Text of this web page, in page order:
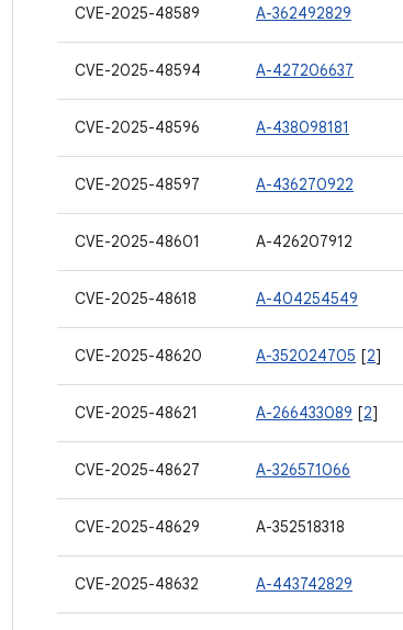
CVE-2025-48589 A-362492829
CVE-2025-48594 A-427206637
CVE-2025-48596 A-438098181
CVE-2025-48597 A-436270922
CVE-2025-48601 A-426207912
CVE-2025-48618 A-404254549
CVE-2025-48620 A-352024705 [2]
CVE-2025-48621 A-266433089 [2]
CVE-2025-48627 A-326571066
CVE-2025-48629 A-352518318
CVE-2025-48632 A-443742829